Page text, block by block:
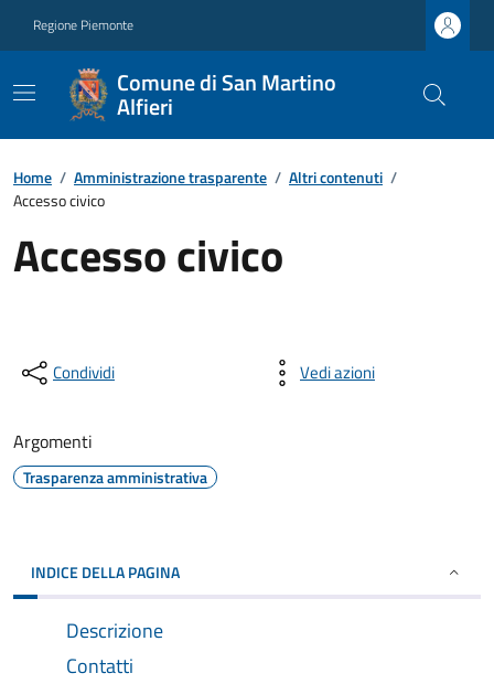
Regione Piemonte
Comune di San Martino
Alfieri
Home / Amministrazione trasparente / Altri contenuti /
Accesso civico
Accesso civico
Condividi Vedi azioni
Argomenti
Trasparenza amministrativa
INDICE DELLA PAGINA
Descrizione
Contatti